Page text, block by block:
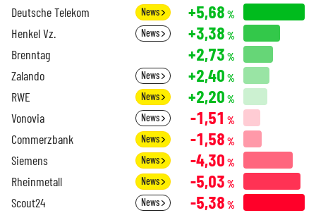
Deutsche Telekom News +5,68 %
Henkel Vz. News +3,38 %
Brenntag +2,73 %
Zalando News +2,40 %
RWE News +2,20 %
Vonovia News -1,51 %
Commerzbank News -1,58 %
Siemens News -4,30 %
Rheinmetall News -5,03 %
Scout24 News -5,38 %